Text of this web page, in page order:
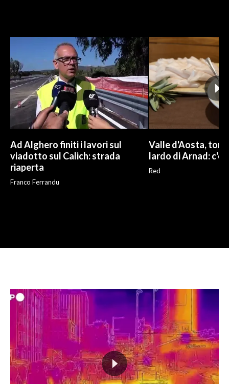
Ad Alghero finiti i lavori sul
viadotto sul Calich: strada
riaperta
Franco Ferrandu
Valle d'Aosta,
lardo di Arnad: c'è
Red